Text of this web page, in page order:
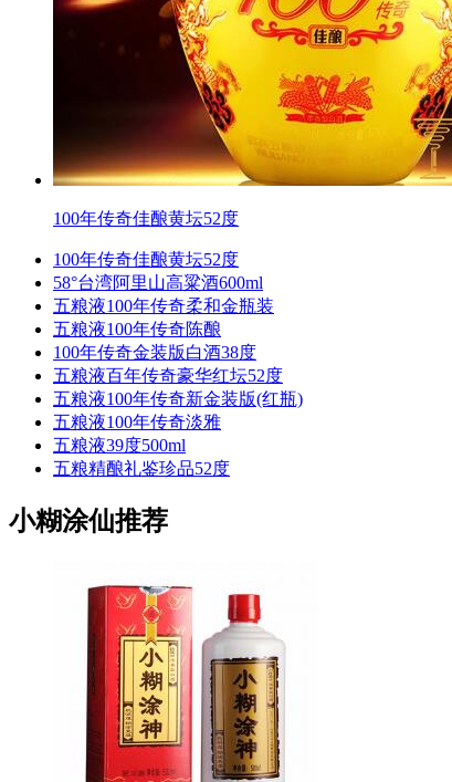
100年传奇佳酿黄坛52度
100年传奇佳酿黄坛52度
58°台湾阿里山高粱酒600ml
五粮液100年传奇柔和金瓶装
五粮液100年传奇陈酿
100年传奇金装版白酒38度
五粮液百年传奇豪华红坛52度
五粮液100年传奇新金装版(红瓶)
五粮液100年传奇淡雅
五粮液39度500ml
五粮精酿礼鉴珍品52度
小糊涂仙推荐